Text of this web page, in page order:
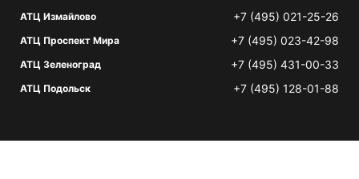
АТЦ Измайлово +7 (495) 021-25-26
АТЦ Проспект Мира +7 (495) 023-42-98
АТЦ Зеленоград +7 (495) 431-00-33
АТЦ Подольск +7 (495) 128-01-88